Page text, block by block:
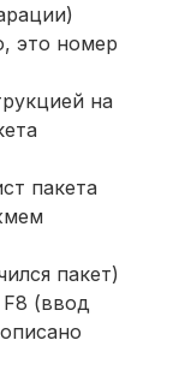
это номер
на
пакета
пакет)
(ввод